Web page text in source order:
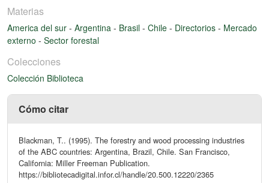
Materias
America del sur - Argentina - Brasil - Chile - Directorios - Mercado
externo - Sector forestal
Colecciones
Colección Biblioteca
Cómo citar
Blackman, T.. (1995). The forestry and wood processing industries
of the ABC countries: Argentina, Brazil, Chile. San Francisco,
California: Miller Freeman Publication.
https://bibliotecadigital.infor.cl/handle/20.500.12220/2365